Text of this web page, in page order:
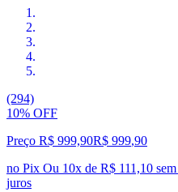
(294)
10% OFF
Preço R$ 999,90R$ 999,90
no Pix Ou 10x de R$ 111,10
juros